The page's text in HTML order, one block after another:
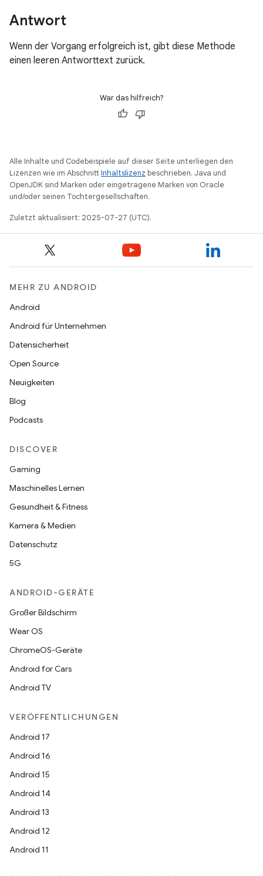
Antwort
Wenn der Vorgang erfolgreich ist, gibt diese Methode
einen leeren Antworttext zurück.
War das hilfreich?
Alle Inhalte und Codebeispiele auf dieser Seite unterliegen den
Lizenzen wie im AbschnittInhaltslizenz beschrieben. Java und
OpenJDK sind Marken oder eingetragene Marken von Oracle
und/oder seinen Tochtergesellschaften.
Zuletzt aktualisiert: 2025-07-27 (UTC).
MEHR ZU ANDROID
Android
Android für Unternehmen
Datensicherheit
Open Source
Neuigkeiten
Blog
Podcasts
DISCOVER
Gaming
Maschinelles Lernen
Gesundheit & Fitness
Kamera & Medien
Datenschutz
5G
ANDROID-GERÄTE
Großer Bildschirm
Wear OS
ChromeOS-Geräte
Android for Cars
Android TV
VERÖFFENTLICHUNGEN
Android 17
Android 16
Android 15
Android 14
Android 13
Android 12
Android 11